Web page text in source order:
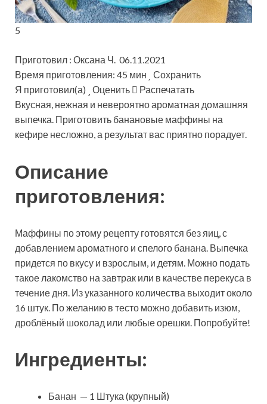
5
Приготовил : Оксана Ч. 06.11.2021
Время приготовления: 45 мин
Сохранить
Я приготовил(а)
Оценить
Распечатать
Вкусная, нежная и невероятно ароматная домашняя
выпечка. Приготовить банановые маффины на
кефире несложно, а результат вас приятно порадует.
Описание
приготовления:
Маффины по этому рецепту готовятся без яиц, с
добавлением ароматного и спелого банана. Выпечка
придется по вкусу и взрослым, и детям. Можно подать
такое лакомство на завтрак или в качестве перекуса в
течение дня. Из указанного количества выходит около
16 штук. По желанию в тесто можно добавить изюм,
дроблёный шоколад или любые орешки. Попробуйте!
Ингредиенты:
Банан — 1 Штука (крупный)